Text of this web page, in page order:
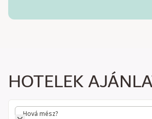
HOTELEK
Hová mész?
Hová mész?